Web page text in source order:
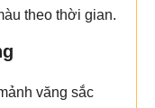
theo thời gian.
văng sắc